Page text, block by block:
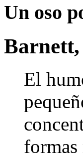
Un oso
El